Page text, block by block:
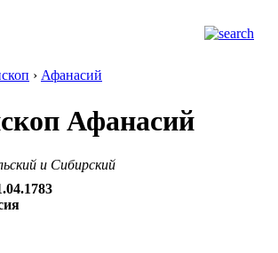
› Афанасий
Афанасий
и Сибирский